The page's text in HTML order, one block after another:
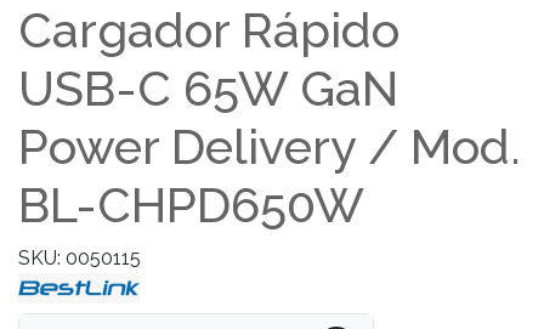
Cargador Rápido
USB-C 65W GaN
Power Delivery / Mod.
BL-CHPD650W
SKU: 0050115